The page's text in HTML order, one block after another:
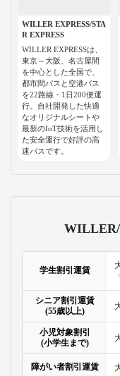
WILLER EXPRESS/STA
R EXPRESS
WILLER EXPRESSは、
東京～大阪、名古屋間
を中心とした全国で、
都市間バスと空港バス
を22路線・1日200便運
行。自社開発した快適
なオリジナルシートや
最新のIoT技術を活用し
た安全運行で好評の高
速バスです。
WILLER/
学生割引運賃
シニア割引運賃
(55歳以上)
小児対象割引
(小学生まで)
障がい者割引運賃